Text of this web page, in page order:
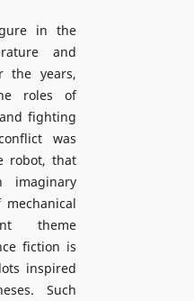
in the
and
the years,
roles of
fighting
was
robot, that
theme
fiction is
inspired
Such